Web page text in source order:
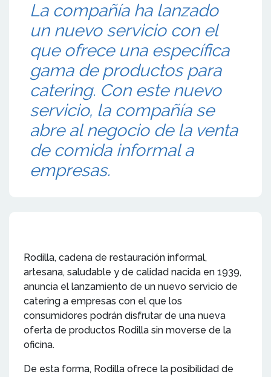
La compañía ha lanzado
un nuevo servicio con el
que ofrece una específica
gama de productos para
catering. Con este nuevo
servicio, la compañía se
abre al negocio de la venta
de comida informal a
empresas.
Rodilla, cadena de restauración informal,
artesana, saludable y de calidad nacida en 1939,
anuncia el lanzamiento de un nuevo servicio de
catering a empresas con el que los
consumidores podrán disfrutar de una nueva
oferta de productos Rodilla sin moverse de la
oficina.
De esta forma, Rodilla ofrece la posibilidad de